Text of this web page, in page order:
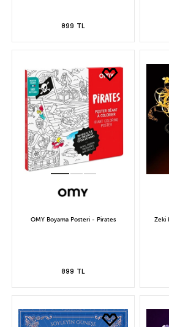
899 TL
OMY Boyama Posteri - Pirates
899 TL
Zeki